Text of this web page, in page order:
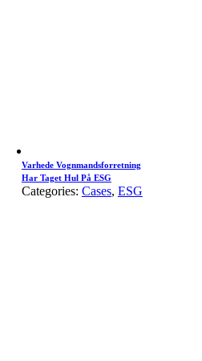
Varhede Vognmandsforretning
Har Taget Hul På ESG
Categories: Cases, ESG